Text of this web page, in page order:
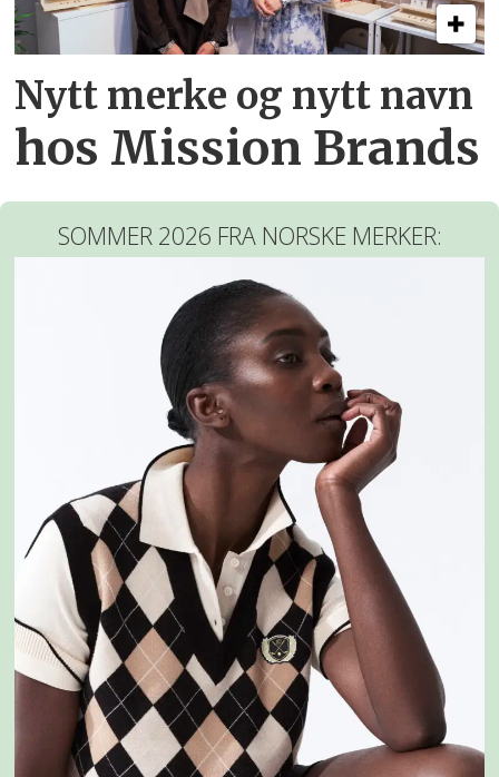
Nytt merke og nytt navn
hos Mission Brands
SOMMER 2026 FRA NORSKE MERKER: